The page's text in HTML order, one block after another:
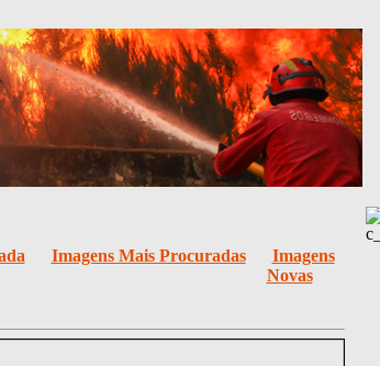
Imagens Mais Procuradas
Imagens
Novas